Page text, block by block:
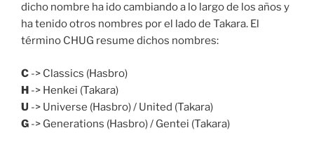
dicho nombre ha ido cambiando a lo largo de los años y
ha tenido otros nombres por el lado de Takara. El
término CHUG resume dichos nombres:
C -> Classics (Hasbro)
H -> Henkei (Takara)
U -> Universe (Hasbro) / United (Takara)
G -> Generations (Hasbro) / Gentei (Takara)